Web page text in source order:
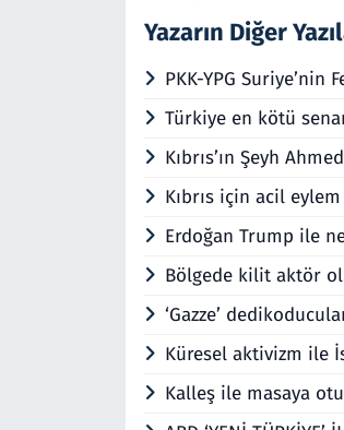
Yazarın Diğer
PKK-YPG Suriye’nin
Türkiye en kötü
Kıbrıs’ın Şeyh
Kıbrıs için acil eylem
Erdoğan Trump ile
Bölgede kilit aktör
‘Gazze’
Küresel aktivizm ile
Kalleş ile masaya